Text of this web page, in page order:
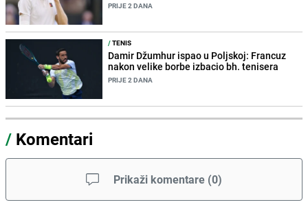
PRIJE 2 DANA
/TENIS
Damir Džumhur ispao u Poljskoj: Francuz
nakon velike borbe izbacio bh. tenisera
PRIJE 2 DANA
/ Komentari
Prikaži komentare (0)